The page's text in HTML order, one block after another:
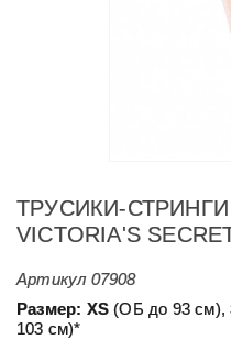
ТРУСИКИ-СТРИНГИ
VICTORIA'S
Артикул 07908
Размер: ХS (ОБ до 93 см),
103 см)*